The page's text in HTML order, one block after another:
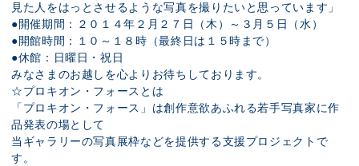
見た人をはっとさせるような写真を撮りたいと思っています」
●開催期間：２０１４年２月２７日（木）～３月５日（水）
●開館時間：１０～１８時（最終日は１５時まで）
●休館：日曜日・祝日
みなさまのお越しを心よりお待ちしております。
☆プロキオン・フォースとは
「プロキオン・フォース」は創作意欲あふれる若手写真家に作
品発表の場として
当ギャラリーの写真展枠などを提供する支援プロジェクトで
す。